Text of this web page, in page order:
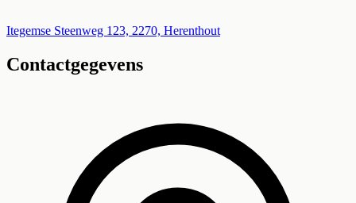
+
−
Itegemse Steenweg 123, 2270, Herenthout
Contactgegevens